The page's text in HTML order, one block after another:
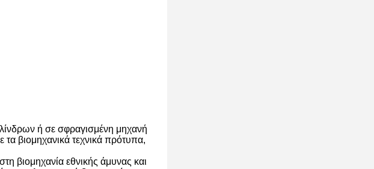
ή σε σφραγισμένη μηχανή
βιομηχανικά τεχνικά πρότυπα,
βιομηχανία εθνικής άμυνας και